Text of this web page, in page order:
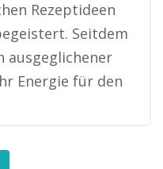
Rezeptideen
Seitdem
ausgeglichener
Energie für den